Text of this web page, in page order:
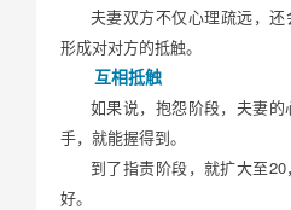
夫妻双方不仅心理疏远，
形成对对方的抵触。
互相抵触
如果说，抱怨阶段，夫妻
手，就能握得到。
到了指责阶段，就扩大至
好。